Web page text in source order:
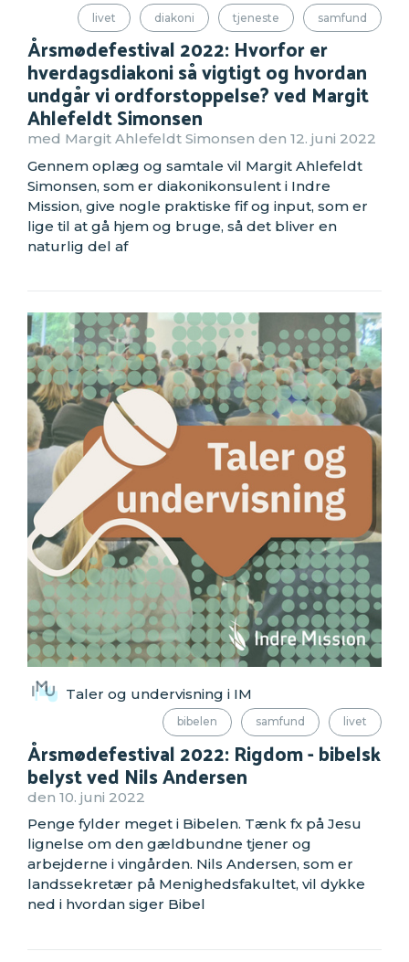
livet diakoni tjeneste samfund
Årsmødefestival 2022: Hvorfor er
hverdagsdiakoni så vigtigt og hvordan
undgår vi ordforstoppelse? ved Margit
Ahlefeldt Simonsen
med Margit Ahlefeldt Simonsen den 12. juni 2022
Gennem oplæg og samtale vil Margit Ahlefeldt
Simonsen, som er diakonikonsulent i Indre
Mission, give nogle praktiske fif og input, som er
lige til at gå hjem og bruge, så det bliver en
naturlig del af
Taler og undervisning i IM
bibelen samfund livet
Årsmødefestival 2022: Rigdom - bibelsk
belyst ved Nils Andersen
den 10. juni 2022
Penge fylder meget i Bibelen. Tænk fx på Jesu
lignelse om den gældbundne tjener og
arbejderne i vingården. Nils Andersen, som er
landssekretær på Menighedsfakultet, vil dykke
ned i hvordan siger Bibel